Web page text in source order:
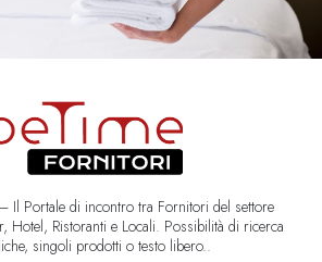
– Il Portale di incontro tra Fornitori del settore
Hotel, Ristoranti e Locali. Possibilità di ricerca
singoli prodotti o testo libero..